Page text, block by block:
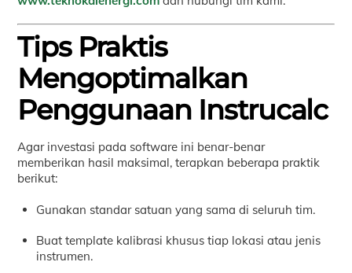
Tips Praktis
Mengoptimalkan
Penggunaan Instrucalc
Agar investasi pada software ini benar-benar
memberikan hasil maksimal, terapkan beberapa praktik
berikut:
Gunakan standar satuan yang sama di seluruh tim.
Buat template kalibrasi khusus tiap lokasi atau jenis
instrumen.